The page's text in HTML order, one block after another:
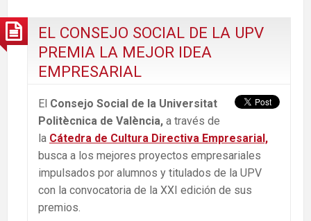
EL CONSEJO SOCIAL DE LA UPV
PREMIA LA MEJOR IDEA
EMPRESARIAL
El Consejo Social de la Universitat
Politècnica de València, a través de
la Cátedra de Cultura Directiva Empresarial,
busca a los mejores proyectos empresariales
impulsados por alumnos y titulados de la UPV
con la convocatoria de la XXI edición de sus
premios.